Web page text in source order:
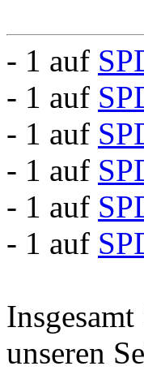
- 1 auf
- 1 auf
- 1 auf
- 1 auf
- 1 auf
- 1 auf
unseren